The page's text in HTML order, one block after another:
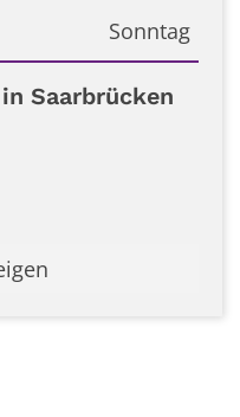
Sonntag
Saarbrücken